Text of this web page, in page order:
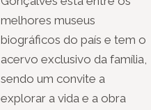
melhores museus
biográficos do país e tem o
acervo exclusivo da família,
sendo um convite a
explorar a vida e a obra